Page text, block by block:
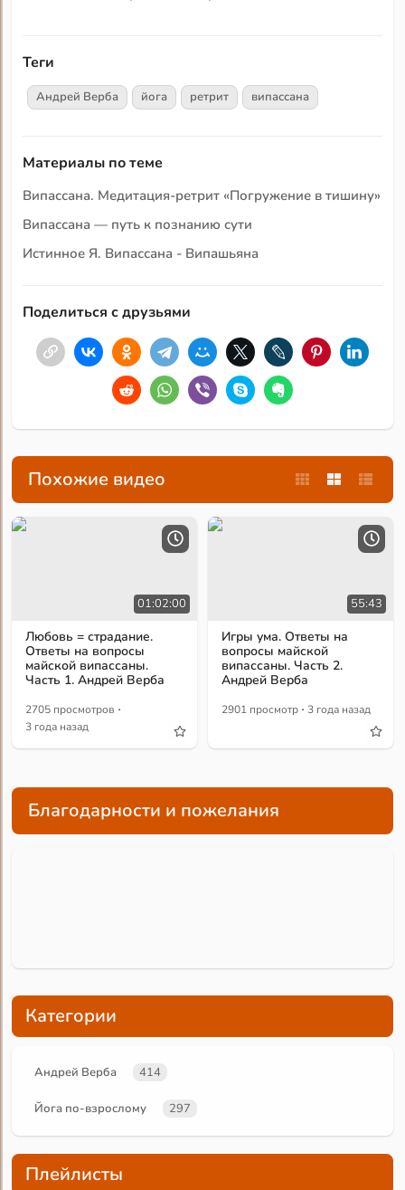
Теги
Андрей Верба йога ретрит випассана
Материалы по теме
Випассана. Медитация-ретрит «Погружение в тишину»
Випассана — путь к познанию сути
Истинное Я. Випассана - Випашьяна
Поделиться с друзьями
Похожие видео
01:02:00
Любовь = страдание.
Ответы на вопросы
майской випассаны.
Часть 1. Андрей Верба
2705 просмотров ·
3 года назад
55:43
Игры ума. Ответы на
вопросы майской
випассаны. Часть 2.
Андрей Верба
2901 просмотр · 3 года назад
Благодарности и пожелания
Категории
Андрей Верба 414
Йога по-взрослому 297
Плейлисты